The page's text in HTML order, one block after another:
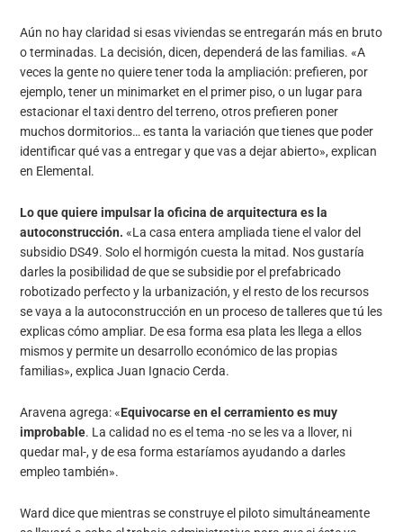
Aún no hay claridad si esas viviendas se entregarán más en bruto
o terminadas. La decisión, dicen, dependerá de las familias. «A
veces la gente no quiere tener toda la ampliación: prefieren, por
ejemplo, tener un minimarket en el primer piso, o un lugar para
estacionar el taxi dentro del terreno, otros prefieren poner
muchos dormitorios… es tanta la variación que tienes que poder
identificar qué vas a entregar y que vas a dejar abierto», explican
en Elemental.
Lo que quiere impulsar la oficina de arquitectura es la
autoconstrucción. «La casa entera ampliada tiene el valor del
subsidio DS49. Solo el hormigón cuesta la mitad. Nos gustaría
darles la posibilidad de que se subsidie por el prefabricado
robotizado perfecto y la urbanización, y el resto de los recursos
se vaya a la autoconstrucción en un proceso de talleres que tú les
explicas cómo ampliar. De esa forma esa plata les llega a ellos
mismos y permite un desarrollo económico de las propias
familias», explica Juan Ignacio Cerda.
Aravena agrega: «Equivocarse en el cerramiento es muy
improbable. La calidad no es el tema -no se les va a llover, ni
quedar mal-, y de esa forma estaríamos ayudando a darles
empleo también».
Ward dice que mientras se construye el piloto simultáneamente